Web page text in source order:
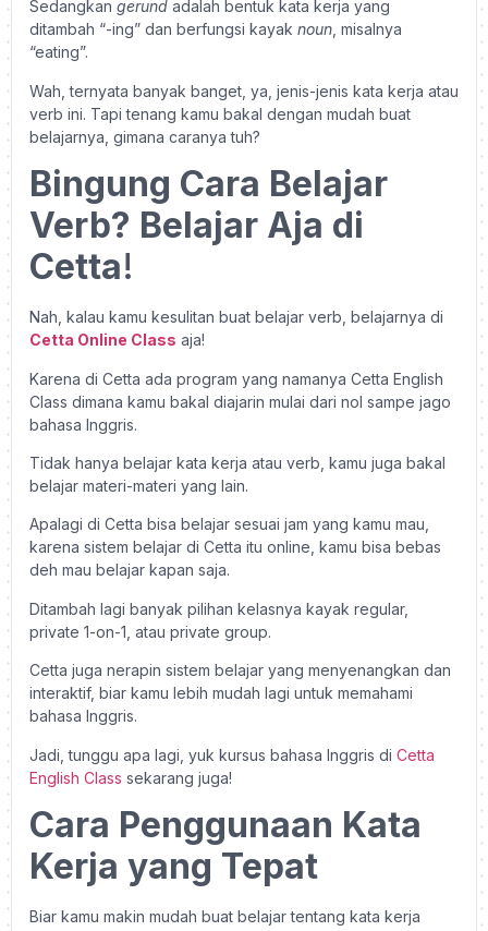
Sedangkan gerund adalah bentuk kata kerja yang
ditambah “-ing” dan berfungsi kayak noun, misalnya
“eating”.
Wah, ternyata banyak banget, ya, jenis-jenis kata kerja atau
verb ini. Tapi tenang kamu bakal dengan mudah buat
belajarnya, gimana caranya tuh?
Bingung Cara Belajar
Verb? Belajar Aja di
Cetta!
Nah, kalau kamu kesulitan buat belajar verb, belajarnya di
Cetta Online Class aja!
Karena di Cetta ada program yang namanya Cetta English
Class dimana kamu bakal diajarin mulai dari nol sampe jago
bahasa Inggris.
Tidak hanya belajar kata kerja atau verb, kamu juga bakal
belajar materi-materi yang lain.
Apalagi di Cetta bisa belajar sesuai jam yang kamu mau,
karena sistem belajar di Cetta itu online, kamu bisa bebas
deh mau belajar kapan saja.
Ditambah lagi banyak pilihan kelasnya kayak regular,
private 1-on-1, atau private group.
Cetta juga nerapin sistem belajar yang menyenangkan dan
interaktif, biar kamu lebih mudah lagi untuk memahami
bahasa Inggris.
Jadi, tunggu apa lagi, yuk kursus bahasa Inggris di Cetta
English Class sekarang juga!
Cara Penggunaan Kata
Kerja yang Tepat
Biar kamu makin mudah buat belajar tentang kata kerja